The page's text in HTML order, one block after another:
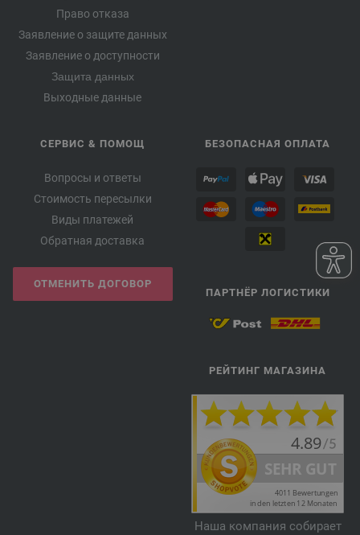
Право отказа
Заявление о защите данных
Заявление о доступности
Защита данных
Выходные данные
СЕРВИС & ПОМОЩ
Вопросы и ответы
Стоимость пересылки
Виды платежей
Обратная доставка
ОТМЕНИТЬ ДОГОВОР
БЕЗОПАСНАЯ ОПЛАТА
ПАРТНЁР ЛОГИСТИКИ
РЕЙТИНГ МАГАЗИНА
Наша компания собирает